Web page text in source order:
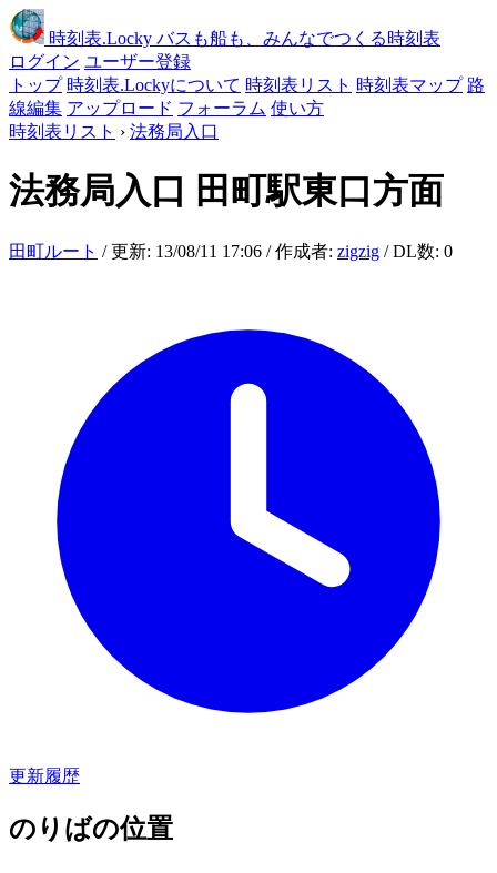
時刻表.Locky バスも船も、みんなでつくる時刻表
ログイン ユーザー登録
トップ 時刻表.Lockyについて 時刻表リスト 時刻表マップ 路
線編集 アップロード フォーラム 使い方
時刻表リスト › 法務局入口
法務局入口 田町駅東口方面
田町ルート / 更新: 13/08/11 17:06 / 作成者: zigzig / DL数: 0
更新履歴
のりばの位置